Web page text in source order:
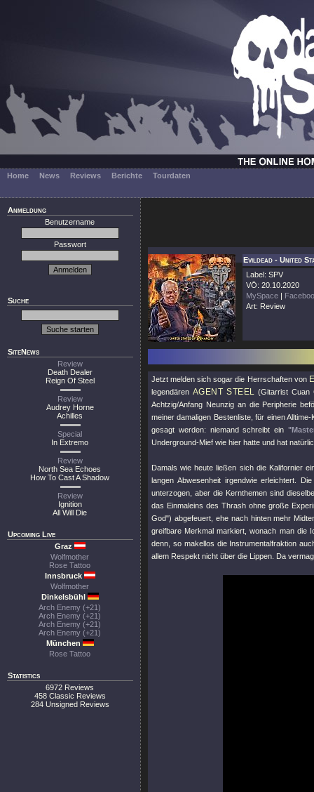
Home News Reviews Berichte Tourdaten
Anmeldung
Benutzername
Passwort
Suche
SiteNews
Review
Death Dealer
Reign Of Steel
Review
Audrey Horne
Achilles
Special
In Extremo
Review
North Sea Echoes
How To Cast A Shadow
Review
Ignition
All Will Die
Upcoming Live
Graz
Wolfmother
Rose Tattoo
Innsbruck
Wolfmother
Dinkelsbühl
Arch Enemy (+21)
Arch Enemy (+21)
Arch Enemy (+21)
Arch Enemy (+21)
München
Rose Tattoo
Statistics
6972 Reviews
458 Classic Reviews
284 Unsigned Reviews
Evildead - United
Label: SPV
VÖ: 20.10.2020
MySpace |
Art: Review
Jetzt melden sich sogar die Herrschaften von
legendären AGENT STEEL (Gitarrist Cuan
Achtzig/Anfang Neunzig an die Peripherie
meiner damaligen Bestenliste, für einen
gesagt werden: niemand schreibt ein
Underground-Mief wie hier hatte und hat
Damals wie heute ließen sich die Kalifornier
langen Abwesenheit irgendwie erleichtert.
unterzogen, aber die Kernthemen sind
das Einmaleins des Thrash ohne große
God") abgefeuert, ehe nach hinten mehr
greifbare Merkmal markiert, wonach man die
denn, so makellos die Instrumentalfraktion
allem Respekt nicht über die Lippen. Da